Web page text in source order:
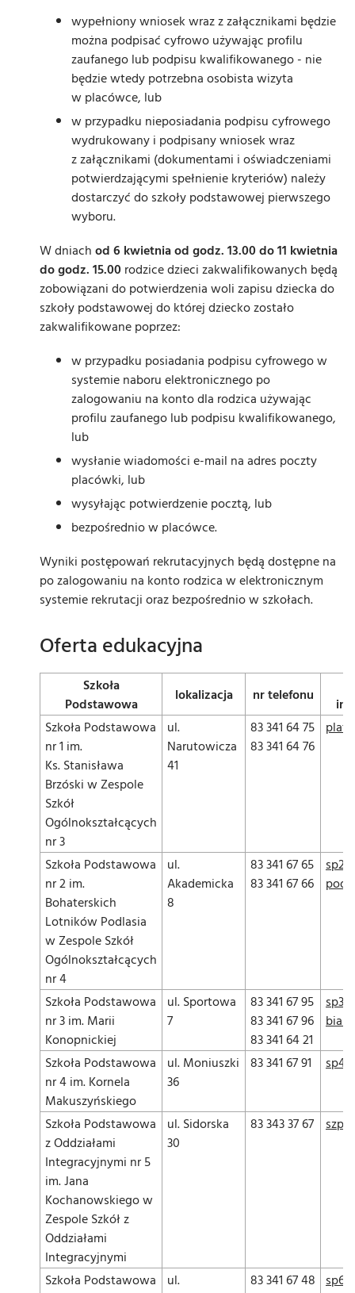
wypełniony wniosek wraz z załącznikami będzie
można podpisać cyfrowo używając profilu
zaufanego lub podpisu kwalifikowanego - nie
będzie wtedy potrzebna osobista wizyta
w placówce, lub
w przypadku nieposiadania podpisu cyfrowego
wydrukowany i podpisany wniosek wraz
z załącznikami (dokumentami i oświadczeniami
potwierdzającymi spełnienie kryteriów) należy
dostarczyć do szkoły podstawowej pierwszego
wyboru.
W dniach od 6 kwietnia od godz. 13.00 do 11 kwietnia
do godz. 15.00 rodzice dzieci zakwalifikowanych będą
zobowiązani do potwierdzenia woli zapisu dziecka do
szkoły podstawowej do której dziecko zostało
zakwalifikowane poprzez:
w przypadku posiadania podpisu cyfrowego w
systemie naboru elektronicznego po
zalogowaniu na konto dla rodzica używając
profilu zaufanego lub podpisu kwalifikowanego,
lub
wysłanie wiadomości e-mail na adres poczty
placówki, lub
wysyłając potwierdzenie pocztą, lub
bezpośrednio w placówce.
Wyniki postępowań rekrutacyjnych będą dostępne na
po zalogowaniu na konto rodzica w elektronicznym
systemie rekrutacji oraz bezpośrednio w szkołach.
Oferta edukacyjna
Szkoła
Podstawowa
lokalizacja nr telefonu
Szkoła Podstawowa
nr 1 im.
Ks. Stanisława
Brzóski w Zespole
Szkół
Ogólnokształcących
nr 3
ul.
Narutowicza
41
83 341 64 75
83 341 64 76
Szkoła Podstawowa
nr 2 im.
Bohaterskich
Lotników Podlasia
w Zespole Szkół
Ogólnokształcących
nr 4
ul.
Akademicka
8
83 341 67 65
83 341 67 66
sp2-
Szkoła Podstawowa
nr 3 im. Marii
Konopnickiej
ul. Sportowa
7
83 341 67 95
83 341 67 96
83 341 64 21
sp3-
Szkoła Podstawowa
nr 4 im. Kornela
Makuszyńskiego
ul. Moniuszki
36
83 341 67 91
Szkoła Podstawowa
z Oddziałami
Integracyjnymi nr 5
im. Jana
Kochanowskiego w
Zespole Szkół z
Oddziałami
Integracyjnymi
ul. Sidorska
30
83 343 37 67
Szkoła Podstawowa
ul.
83 341 67 48